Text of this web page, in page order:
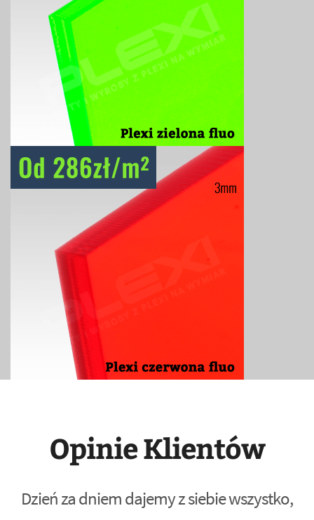
Opinie Klientów
Dzień za dniem dajemy z siebie wszystko,